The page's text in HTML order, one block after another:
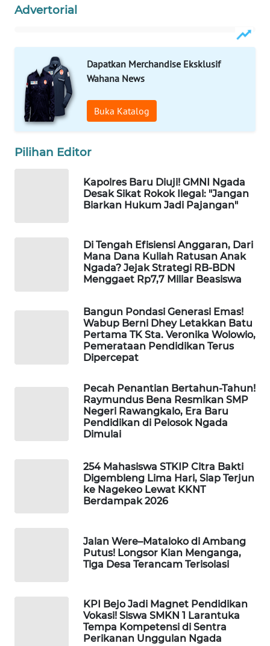
Advertorial
Dapatkan Merchandise Eksklusif
Wahana News
Buka Katalog
Pilihan Editor
Kapolres Baru Diuji! GMNI Ngada
Desak Sikat Rokok Ilegal: "Jangan
Biarkan Hukum Jadi Pajangan"
Di Tengah Efisiensi Anggaran, Dari
Mana Dana Kuliah Ratusan Anak
Ngada? Jejak Strategi RB-BDN
Menggaet Rp7,7 Miliar Beasiswa
Bangun Pondasi Generasi Emas!
Wabup Berni Dhey Letakkan Batu
Pertama TK Sta. Veronika Wolowio,
Pemerataan Pendidikan Terus
Dipercepat
Pecah Penantian Bertahun-Tahun!
Raymundus Bena Resmikan SMP
Negeri Rawangkalo, Era Baru
Pendidikan di Pelosok Ngada
Dimulai
254 Mahasiswa STKIP Citra Bakti
Digembleng Lima Hari, Siap Terjun
ke Nagekeo Lewat KKNT
Berdampak 2026
Jalan Were–Mataloko di Ambang
Putus! Longsor Kian Menganga,
Tiga Desa Terancam Terisolasi
KPI Bejo Jadi Magnet Pendidikan
Vokasi! Siswa SMKN 1 Larantuka
Tempa Kompetensi di Sentra
Perikanan Unggulan Ngada
WAHANA
WAHANANEWS
ID
WAHANANEWS
CO ID
NET
WAHANA
KONSUMEN